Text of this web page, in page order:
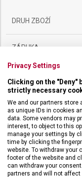
DRUH ZBOŽÍ
ZÁRUKA
UZAMYKATELNÁ
POČET FUNKCÍ
VELIKOST
Privacy Settings
Clicking on the
strictly necessary
We and our partners
as unique IDs in cookies
data. Some vendors may
interest, to object to this
manage your settings by
time by clicking the
website. To withdraw your
footer of the website and
can withdraw your
partners and will not affect